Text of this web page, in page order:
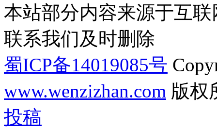
本站部分内容来源于互
联系我们及时删除
蜀ICP备14019085号
www.wenzizhan.com 版权
投稿